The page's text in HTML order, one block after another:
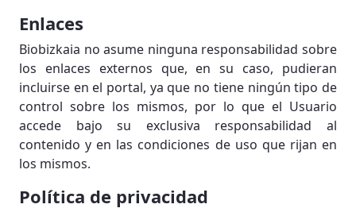
Enlaces
Biobizkaia no asume ninguna responsabilidad sobre
los enlaces externos que, en su caso, pudieran
incluirse en el portal, ya que no tiene ningún tipo de
control sobre los mismos, por lo que el Usuario
accede bajo su exclusiva responsabilidad al
contenido y en las condiciones de uso que rijan en
los mismos.
Política de privacidad